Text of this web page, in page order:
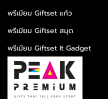
พรีเมียม Giftset แก้ว
พรีเมียม Giftset สมุด
พรีเมียม Giftset It Gadget